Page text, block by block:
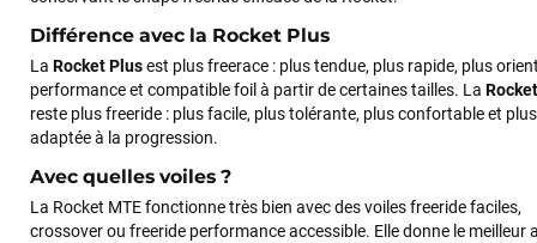
Différence avec la Rocket Plus
La Rocket Plusest plus freerace : plus tendue, plus rapide, plus
performance et compatible foil à partir de certaines tailles. La
reste plus freeride : plus facile, plus tolérante, plus confortable et plus
adaptée à la progression.
Avec quelles voiles ?
La Rocket MTE fonctionne très bien avec des voiles freeride faciles,
crossover ou freeride performance accessible. Elle donne le meilleur
encore pour cette severne dyno !
Maronui RICHMOND
il y a 3 mois
J'ai acheté une voile d'occasion depuis Tahiti. Super service.
Mauruuru roa.